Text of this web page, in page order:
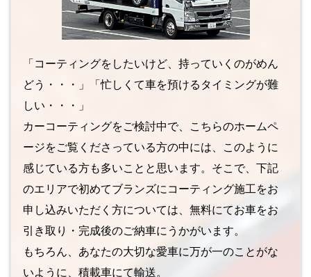
「コーティングをしたいけど、持っていくのがめん
どう・・・」「忙しくて車を預けるタイミングが難
しい・・・」
カーコーティングをご検討中で、こちらのホームペ
ージをご覧くださっている方の中には、このように
感じている方も多いことと思います。そこで、下記
のエリアで初めてブランズにコーティング施工をお
申し込みいただく方については、無料にてお車をお
引き取り・完成後のご納車にうかがいます。
もちろん、あなたの大切な愛車に万が一のことがな
いように、積載車にて輸送。